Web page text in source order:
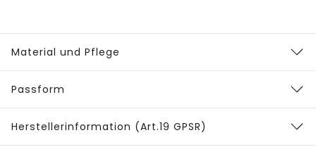
Material und Pflege
Passform
Herstellerinformation (Art.19 GPSR)